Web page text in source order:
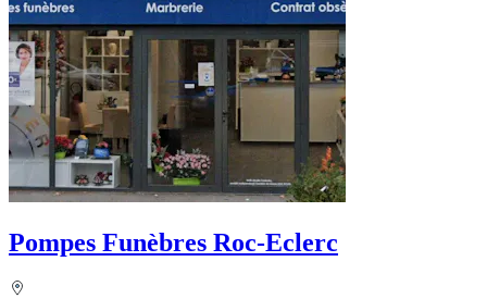
Pompes Funèbres Roc-Eclerc